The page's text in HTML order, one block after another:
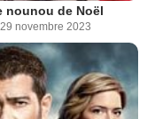
nounou de Noël
29 novembre 2023